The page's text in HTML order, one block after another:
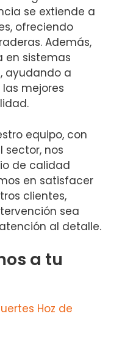
se extiende a
ofreciendo
Además,
en sistemas
ayudando a
mejores
equipo, con
sector, nos
de calidad
en satisfacer
clientes,
sea
al detalle.
a tu
Hoz de